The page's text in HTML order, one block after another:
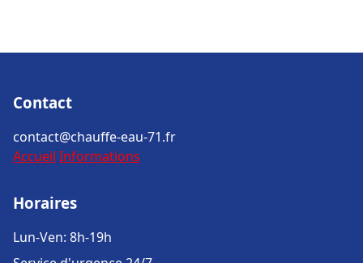
Contact
contact@chauffe-eau-71.fr
Accueil Informations
Horaires
Lun-Ven: 8h-19h